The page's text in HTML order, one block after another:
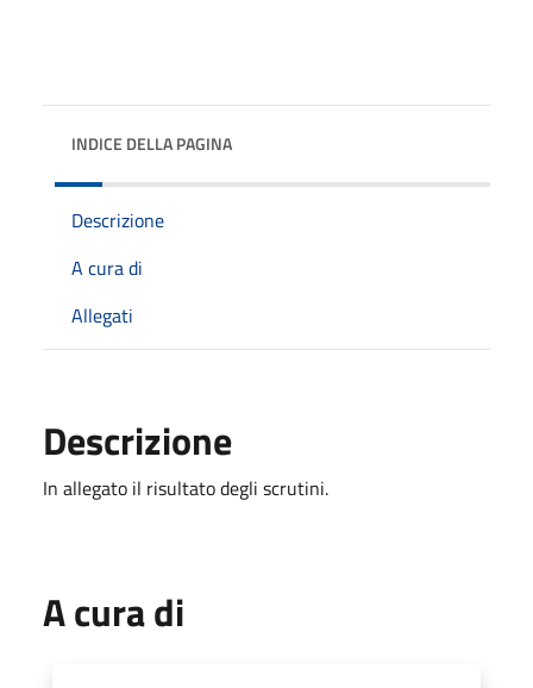
INDICE DELLA PAGINA
Descrizione
A cura di
Allegati
Descrizione
In allegato il risultato degli scrutini.
A cura di